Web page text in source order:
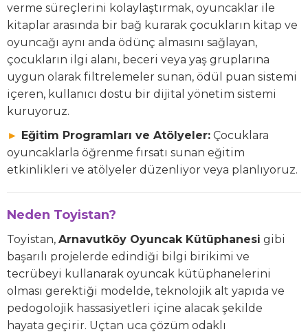
verme süreçlerini kolaylaştırmak, oyuncaklar ile
kitaplar arasında bir bağ kurarak çocukların kitap ve
oyuncağı aynı anda ödünç almasını sağlayan,
çocukların ilgi alanı, beceri veya yaş gruplarına
uygun olarak filtrelemeler sunan, ödül puan sistemi
içeren, kullanıcı dostu bir dijital yönetim sistemi
kuruyoruz.
► Eğitim Programları ve Atölyeler: Çocuklara
oyuncaklarla öğrenme fırsatı sunan eğitim
etkinlikleri ve atölyeler düzenliyor veya planlıyoruz.
Neden Toyistan?
Toyistan, Arnavutköy Oyuncak Kütüphanesi gibi
başarılı projelerde edindiği bilgi birikimi ve
tecrübeyi kullanarak oyuncak kütüphanelerini
olması gerektiği modelde, teknolojik alt yapıda ve
pedogolojik hassasiyetleri içine alacak şekilde
hayata geçirir. Uçtan uca çözüm odaklı